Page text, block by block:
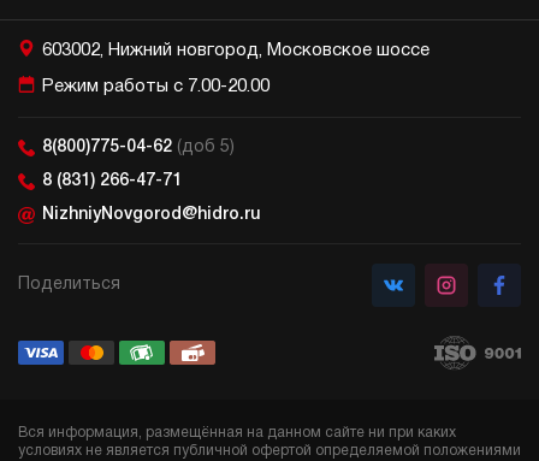
603002, Нижний новгород, Московское шоссе
Режим работы с 7.00-20.00
8(800)775-04-62 (доб 5)
8 (831) 266-47-71
NizhniyNovgorod@hidro.ru
Поделиться
Вся информация, размещённая на данном сайте ни при каких
условиях не является публичной офертой определяемой положениями